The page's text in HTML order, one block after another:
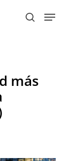
search
Menu
más